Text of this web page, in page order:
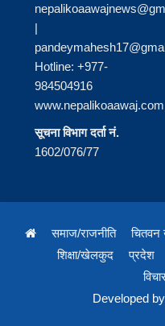
|
Hotline: +977-
984504916
www.nepalikoaawaj.com
सूचना विभाग दर्ता नं.
1602/076/77
समाज/राजनीति चितवन
शिक्षा/खेलकुद
प्रदेश
Developed by